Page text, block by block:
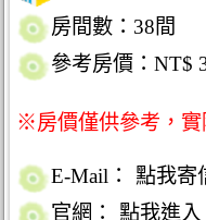
房間數：38間
參考房價：NT$
※房價僅供參考，
E-Mail：
點我寄
官網：
點我進入